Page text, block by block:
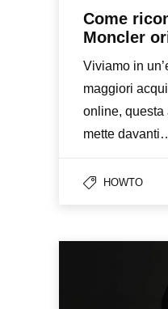
Come
Moncler
Viviamo in
maggiori
online, questa
mette
HOWTO